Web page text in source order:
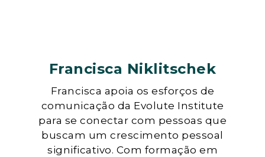
Francisca Niklitschek
Francisca apoia os esforços de
comunicação da Evolute Institute
para se conectar com pessoas que
buscam um crescimento pessoal
significativo. Com formação em